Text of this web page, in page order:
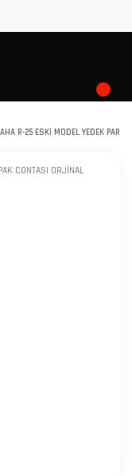
R-25 ESKİ MODEL YEDEK PARÇA